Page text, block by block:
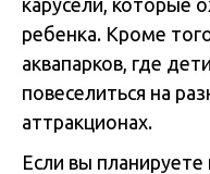
карусели, которые
ребенка. Кроме
аквапарков, где
повеселиться на
аттракционах.
Если вы